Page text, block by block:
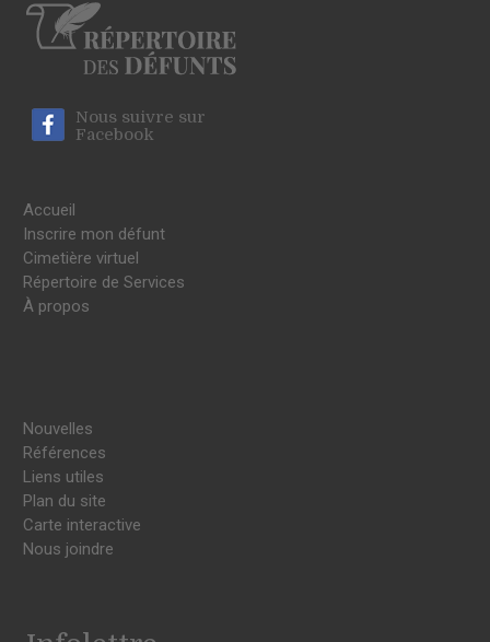
Nous suivre sur
Facebook
Accueil
Inscrire mon défunt
Cimetière virtuel
Répertoire de Services
À propos
Nouvelles
Références
Liens utiles
Plan du site
Carte interactive
Nous joindre